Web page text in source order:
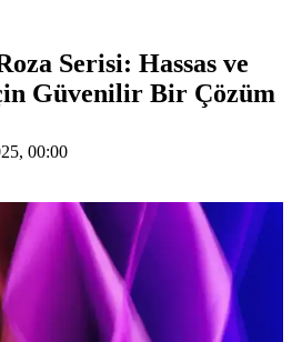
Serisi: Hassas ve
Güvenilir Bir Çözüm
00:00